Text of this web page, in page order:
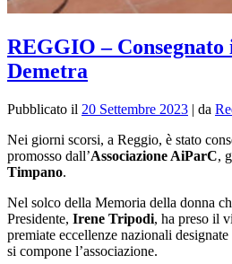
REGGIO –
Demetra
Pubblicato il 20 Settembre 2023 | da
Nei giorni scorsi, a Reggio, è stato
promosso dall’Associazione AiParC,
Timpano.
Nel solco della Memoria della donna
Presidente, Irene Tripodi, ha preso il
premiate eccellenze nazionali
si compone l’associazione.